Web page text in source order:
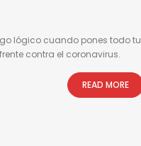
lógico cuando pones todo tu
contra el coronavirus.
READ MORE